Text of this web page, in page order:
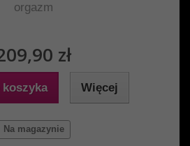
orgazm
zł
Więcej
Na magazynie